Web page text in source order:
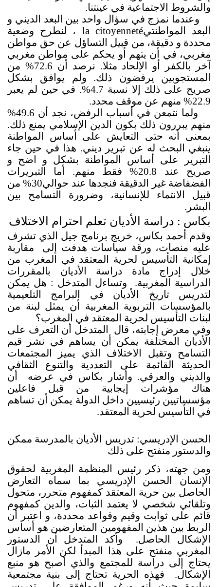
والشروط الاجتماعية في عينتنا.
وعندما نمزج في سؤال واحد بين البعد الديني و
البعد المواطنتيla citoyenneté ، لنطرح وضعية
محددة و دقيقة، من قبيل التساؤل عن حق مواطن
مغربي، في أن يتهم أو يحكم على مواطن مغربي
آخر بالكفر أو الإلحاد مثلا. نرصد أن 72.6% من
المستجوبين يرفضون ذلك. ولم يوافق بشكل
صريح على ذلك إلا نسبة 4.7%. في حين لم يعبر
22.9% منهم عن موقف محدد
.
ولما نتمعن في أسباب الرفض، نجد أن 49.6%
منهم يبررون ذلك بكون الدين الإسلامي يمنع ذلك.
بمعنى أنه حتى التعايش على أساس المواطنة
ينبغي البحث له عن تبرير ديني. هذا في حين جاء
التبرير على أساس المواطنة بشكل و اضح و
صريح عند 20.8% فقط منهم. أما التبريرات
الفضفاضة غير الدقيقة فنجدها عند حوالي30% من
قبيل الانتماء للإنسانية، وضرورة التسامح بين
البشر.
بكاس : دراسة الأديان تعلم احترام الاختلاف
وقدم أحمد بكاس، خريج برنامج جيل الذي تشرف
عليه منصات، ورقة سياسات هدفت إلى مقاربة
إمكانية التأسيس لحرية المعتقد في المغرب من
خلال إدراج مادة دراسة الأديان بالمقررات
الدراسية المغربية. وتساءل المتدخل : هل يمكن
لتدريس تاريخ الأديان في البرامج التلعيمية
بالمؤسسات التربوية المغربية أن يمثل لبنة من
لبنات التأسيس لحرية المعتقد في المغرب؟
وفي معرض إجابته، قال المتدخل أن التعرف على
الأديان المختلفة يمكن أن يساهم في نشر قيم
التسامح وتقبل الاختلاف الذي يميز المجتمعات
الحديثة القائمة على التعددية والتنوع الثقافي
والديني والعرقي. وأشار بكاس في عرضه أن
هناك مؤشرات إيجابية من قبل فاعلين
مؤسساتيين رئيسيين داخل الدولة يمكن أن تساهم
في التأسيس لحرية المعتقد.
الحسن الإدريسي: تدريس الأديان بالمدرسة ممكن
والدستور منفتح على ذلك
ومن جهته، ذكر رئيس المنظمة المغربية لحقوق
الإنسان الحسن الإدريسي بما سماه التعارض
الحاصل بين حرية المعتقد كمفهوم متحرر، متحول
وتلقائي شخصي لا يعتمد الثبات، والدين كمفهوم
قائم على ثوابت وقيم وقواعد محددة، و اعتبر أن
الربط بين هذين المفهومين المتعارضين هو أساس
الإشكال الحاصل. وأكد المتدخل أن الدستور
المغربي منفتح على هذا المبدأ لكن الأمر مازال
يحتاج إلى دراسة للمجتمع والذي أصبح هو منبع
الإشكال. فهذه الحرية تحتاج إلى بنية مجتمعية